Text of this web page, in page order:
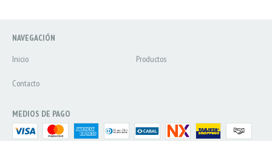
NAVEGACIÓN
Inicio
Productos
Contacto
MEDIOS DE PAGO